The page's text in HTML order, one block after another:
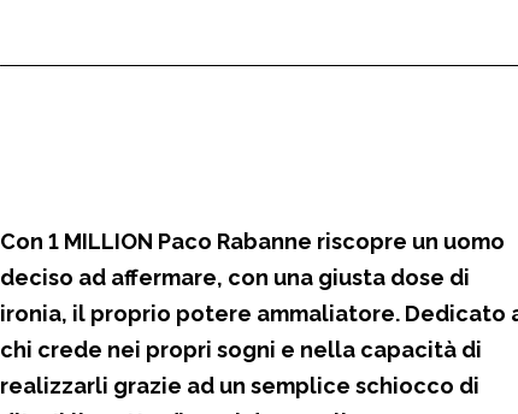
Con 1 MILLION Paco Rabanne riscopre un uomo
deciso ad affermare, con una giusta dose di
ironia, il proprio potere ammaliatore. Dedicato
chi crede nei propri sogni e nella capacità di
realizzarli grazie ad un semplice schiocco di